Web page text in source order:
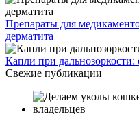
Препараты для
дерматита
Капли при
Свежие публикации